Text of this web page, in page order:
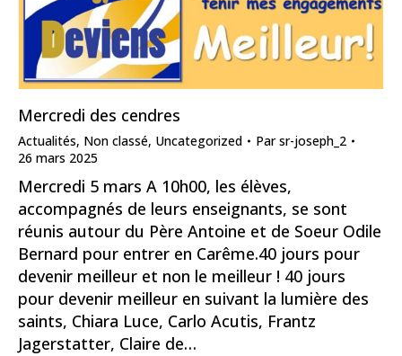
Mercredi des cendres
Actualités, Non classé, Uncategorized Parsr-joseph_2
26 mars 2025
Mercredi 5 mars A 10h00, les élèves,
accompagnés de leurs enseignants, se sont
réunis autour du Père Antoine et de Soeur Odile
Bernard pour entrer en Carême.40 jours pour
devenir meilleur et non le meilleur ! 40 jours
pour devenir meilleur en suivant la lumière des
saints, Chiara Luce, Carlo Acutis, Frantz
Jagerstatter, Claire de…